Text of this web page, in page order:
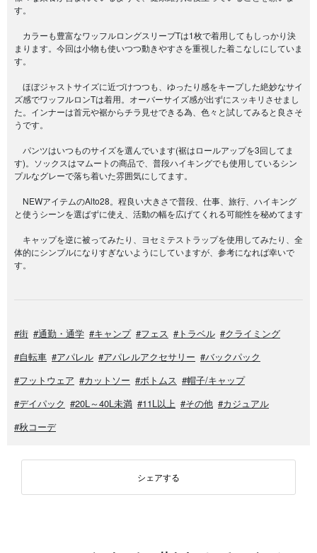
す。
カラーも豊富なワッフルロングスリーブTは1枚で着用してもしっかり決
まります。今回は小物も使いつつ動きやすさを重視した着こなしにしていま
す。
ほぼジャストサイズに近づけつつも、ゆったり感をキープした絶妙なサイ
ズ感でワッフルロンTは着用。オーバーサイズ感が出ずにスッキリさせまし
た。インナーは首元や裾からチラ見せできる為、色々と試してみると良さそ
うです。
パンツはいつものサイズを選んでいます(裾はロールアップを3回してま
す)。ソックスはマムートの商品で、普段ハイキングでも使用しているシン
プルなグレーで落ち着いた雰囲気にしてます。
NEWアイテムのAlto28。程良い大きさで普段、仕事、旅行、ハイキング
と使うシーンを選ばずに使え、活動の幅を広げてくれる可能性を秘めてます
キャップを逆に被ってみたり、ヨセミテストラップを使用してみたり、全
体的にシンプルになりすぎないようにしていますが、参考になれば幸いで
す。
#街 #通勤・通学 #キャンプ #フェス #トラベル #クライミング
#自転車 #アパレル #アパレルアクセサリー #バックパック
#フットウェア #カットソー #ボトムス #帽子/キャップ
#デイパック #20L～40L未満 #11L以上 #その他 #カジュアル
#秋コーデ
シェアする